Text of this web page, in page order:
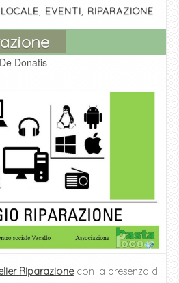
, EVENTI, RIPARAZIONE
Donatis
Riparazionecon la presenza di